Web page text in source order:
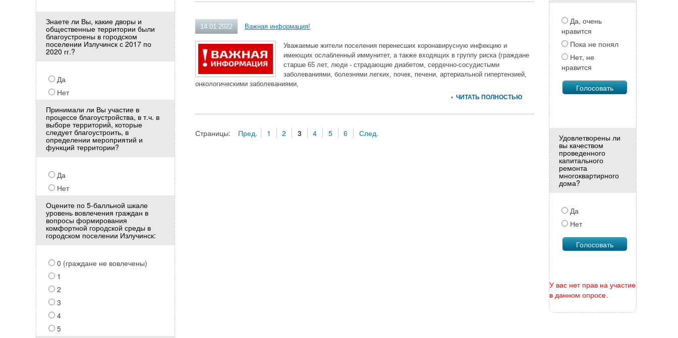
14.01.2022 Важная информация!
Уважаемые жители поселения перенесших коронавирусную инфекцию и
имеющих ослабленный иммунитет, а также входящих в группу риска (граждане
старше 65 лет, люди - страдающие диабетом, сердечно-сосудистыми
заболеваниями, болезнями легких, почек, печени, артериальной гипертензией,
онкологическими заболеваниями,
ЧИТАТЬ ПОЛНОСТЬЮ
Страницы: Пред. 1 2 3 4 5 6 След.
Знаете ли Вы, какие дворы и
общественные территории были
благоустроены в городском
поселении Излучинск с 2017 по
2020 гг.?
Да
Нет
Принимали ли Вы участие в
процессе благоустройства, в т.ч. в
выборе территорий, которые
следует благоустроить, в
определении мероприятий и
функций территории?
Да
Нет
Оцените по 5-балльной шкале
уровень вовлечения граждан в
вопросы формирования
комфортной городской среды в
городском поселении Излучинск:
0 (граждане не вовлечены)
1
2
3
4
5
Да, очень
нравится
Пока не понял
Нет, не
нравится
Удовлетворены ли
вы качеством
проведенного
капитального
ремонта
многоквартирного
дома?
Да
Нет
У вас нет прав на участие
в данном опросе.